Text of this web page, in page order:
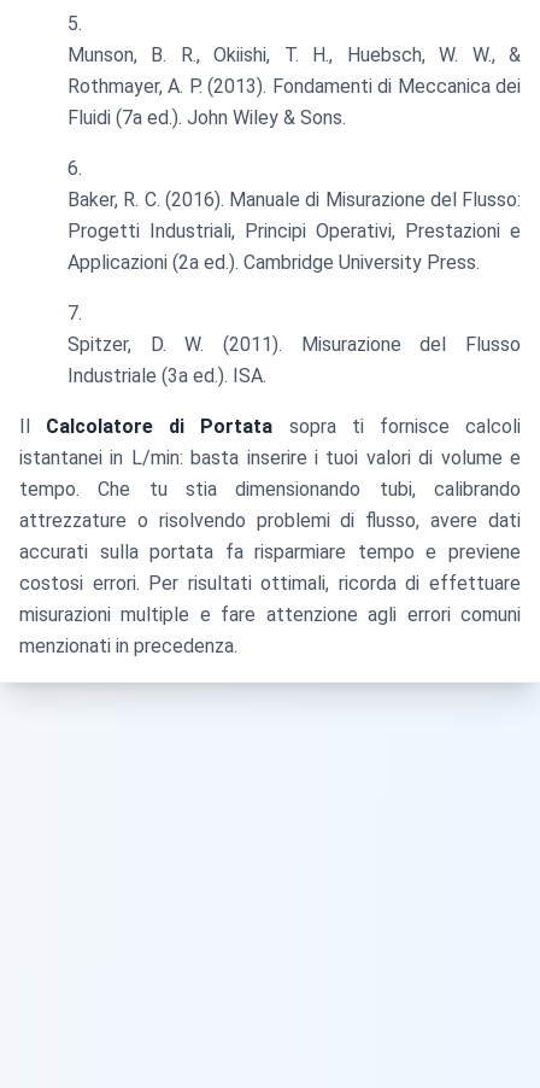
Munson, B. R., Okiishi, T. H., Huebsch, W. W., &
Rothmayer, A. P. (2013). Fondamenti di Meccanica dei
Fluidi (7a ed.). John Wiley & Sons.
Baker, R. C. (2016). Manuale di Misurazione del Flusso:
Progetti Industriali, Principi Operativi, Prestazioni e
Applicazioni (2a ed.). Cambridge University Press.
Spitzer, D. W. (2011). Misurazione del Flusso
Industriale (3a ed.). ISA.
Il Calcolatore di Portata sopra ti fornisce calcoli
istantanei in L/min: basta inserire i tuoi valori di volume e
tempo. Che tu stia dimensionando tubi, calibrando
attrezzature o risolvendo problemi di flusso, avere dati
accurati sulla portata fa risparmiare tempo e previene
costosi errori. Per risultati ottimali, ricorda di effettuare
misurazioni multiple e fare attenzione agli errori comuni
menzionati in precedenza.